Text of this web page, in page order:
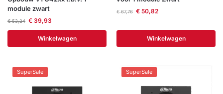
module zwart
€53,24 €39,93
Winkelwagen
€67,76 €50,82
Winkelwagen
SuperSale SuperSale